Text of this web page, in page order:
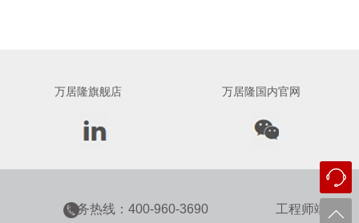
万居隆旗舰店 万居隆国内官网
服务热线：400-960-3690 工程师端